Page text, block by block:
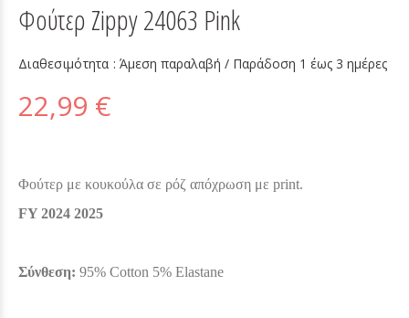
Φούτερ Zippy 24063 Pink
Διαθεσιμότητα :Άμεση παραλαβή / Παράδoση 1 έως 3 ημέρες
22,99 €
Φούτερ με κουκούλα σε ρόζ απόχρωση με print.
FY 2024 2025
Σύνθεση: 95% Cotton 5% Elastane